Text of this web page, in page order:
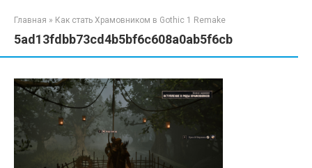
Главная » Как стать Храмовником в Gothic 1 Remake
5ad13fdbb73cd4b5bf6c608a0ab5f6cb